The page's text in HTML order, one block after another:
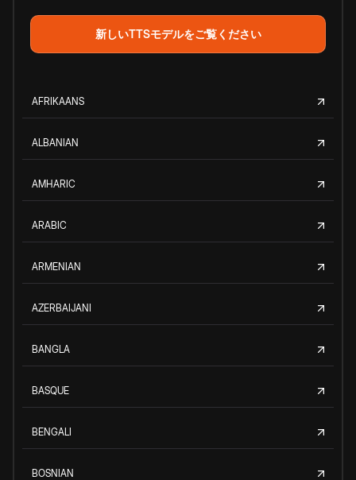
新しいTTSモデルをご覧ください
AFRIKAANS
ALBANIAN
AMHARIC
ARABIC
ARMENIAN
AZERBAIJANI
BANGLA
BASQUE
BENGALI
BOSNIAN